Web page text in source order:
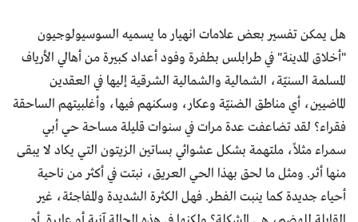
هل يمكن تفسير بعض علامات انهيار ما يسميه السوسيولوجيون
"أخلاق المدينة" في طرابلس بطفرة وفود أعداد كبيرة من أهالي الأرياف
المسلمة السنيّة، الشمالية والشمالية الشرقية إليها في العقدين
الماضيين، أي مناطق الضنيّة وعكار، وسكنهم فيها، وأغلبيتهم الساحقة
فقراء؟ لقد تضاعفت عدة مرات في سنوات قليلة مساحة حي أبي
سمراء مثلاً، ملتهمة بشكل عشوائي بساتين الزيتون التي يكاد لا يبقى
منها أثر. ومثل ما لحق بهذا الحي العريق، نبتت في أكثر من ناحية
أحياء جديدة كما ينبت الفطر. فهل الكثرة الشديدة والمفاجئة، غير